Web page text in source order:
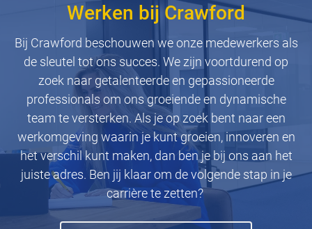
Werken bij Crawford
Bij Crawford beschouwen we onze medewerkers als
de sleutel tot ons succes. We zijn voortdurend op
zoek naar getalenteerde en gepassioneerde
professionals om ons groeiende en dynamische
team te versterken. Als je op zoek bent naar een
werkomgeving waarin je kunt groeien, innoveren en
het verschil kunt maken, dan ben je bij ons aan het
juiste adres. Ben jij klaar om de volgende stap in je
carrière te zetten?